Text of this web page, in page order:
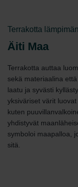
Terrakotta
Äiti Maa
Terrakotta auttaa
sekä materiaalina
laatu ja syvästi
yksiväriset värit
kuten
yhdistyvät
symboloi maapalloa,
sitä.